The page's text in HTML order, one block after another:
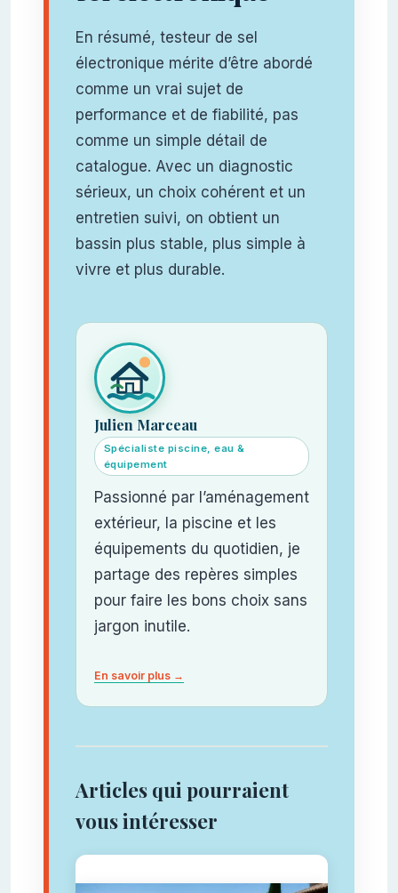
En résumé, testeur de sel
électronique mérite d’être abordé
comme un vrai sujet de
performance et de fiabilité, pas
comme un simple détail de
catalogue. Avec un diagnostic
sérieux, un choix cohérent et un
entretien suivi, on obtient un
bassin plus stable, plus simple à
vivre et plus durable.
Julien Marceau
Spécialiste piscine, eau &
équipement
Passionné par l’aménagement
extérieur, la piscine et les
équipements du quotidien, je
partage des repères simples
pour faire les bons choix sans
jargon inutile.
En savoir plus →
Articles qui pourraient
vous intéresser